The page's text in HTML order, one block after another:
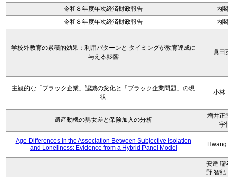
令和８年度年次経済財政報告
内
令和８年度年次経済財政報告
内
学校外教育の累積的効果：利用パターンと タイミングが教育達成に
与える影響
眞田
主観的な「ブラック企業」認識の変化と「ブラック企業問題」の現
状
小
遺産動機の男女差と保険加入の分析
増井正
宇
Age Differences in the Association Between Subjective Isolation
and Loneliness: Evidence from a Hybrid Panel Model
安達 瑠
野 智紀